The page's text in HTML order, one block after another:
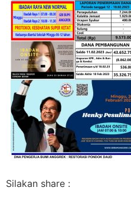
Silakan share :